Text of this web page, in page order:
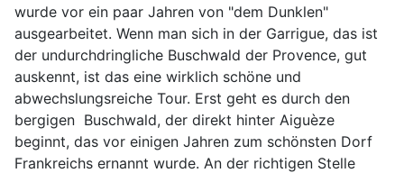
wurde vor ein paar Jahren von "dem Dunklen"
ausgearbeitet. Wenn man sich in der Garrigue, das ist
der undurchdringliche Buschwald der Provence, gut
auskennt, ist das eine wirklich schöne und
abwechslungsreiche Tour. Erst geht es durch den
bergigen Buschwald, der direkt hinter Aiguèze
beginnt, das vor einigen Jahren zum schönsten Dorf
Frankreichs ernannt wurde. An der richtigen Stelle